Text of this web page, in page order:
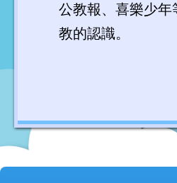
公教報、喜樂少
教的認識。